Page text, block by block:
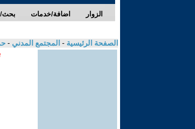
بحث/ اضافة/خدمات الزوار
الصفحة الرئيسية - المجتمع المدني -